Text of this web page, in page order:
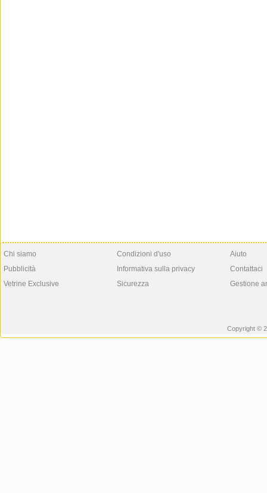
Chi siamo
Pubblicità
Vetrine Exclusive
Condizioni d'uso
Informativa sulla privacy
Sicurezza
Aiuto
Contattaci
Gestione
Copyright ©